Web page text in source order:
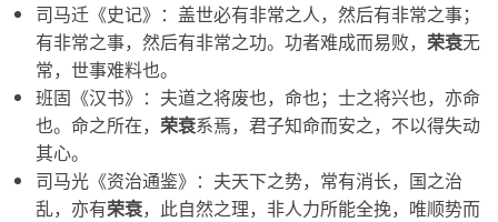
司马迁《史记》：盖世必有非常之人，然后有非常之事；
有非常之事，然后有非常之功。功者难成而易败， 荣衰无
常，世事难料也。
班固《汉书》：夫道之将废也，命也；士之将兴也，亦命
也。命之所在， 荣衰系焉，君子知命而安之，不以得失动
其心。
司马光《资治通鉴》：夫天下之势，常有消长，国之治
乱，亦有荣衰，此自然之理，非人力所能全挽，唯顺势而